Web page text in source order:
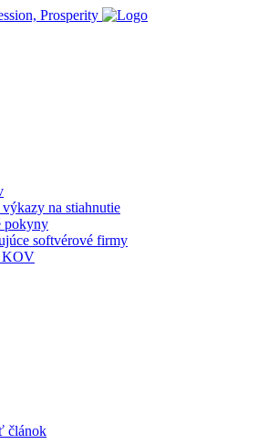
Prosperity
na stiahnutie
pokyny
softvérové firmy
KOV
článok